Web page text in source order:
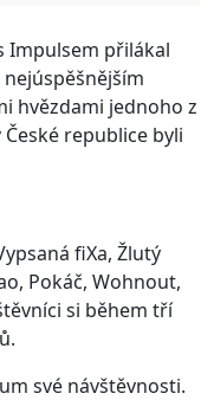
Impulsem přilákal
nejúspěšnějším
hvězdami jednoho z
republice byli
fiXa, Žlutý
Pokáč, Wohnout,
si během tří
své návštěvnosti.